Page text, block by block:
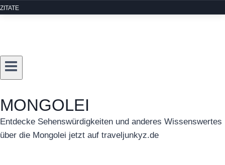
ZITATE
MONGOLEI
Entdecke Sehenswürdigkeiten und anderes Wissenswertes
über die Mongolei jetzt auf traveljunkyz.de